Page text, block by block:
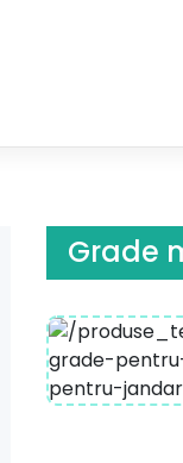
Grade